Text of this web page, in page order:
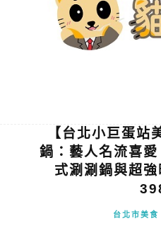
【台北小巨蛋站
鍋：藝人名流喜
式涮涮鍋與超
台北市美食